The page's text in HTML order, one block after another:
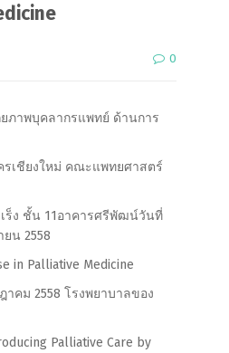
0
ภาพบุคลากรแพทย์ ด้านการ
เชียงใหม่ คณะแพทยศาสตร์
ร็ง ชั้น 11อาคารศรีพัฒน์วันที่
น 2558
in Palliative Medicine
าคม 2558 โรงพยาบาลของ
Palliative Care by